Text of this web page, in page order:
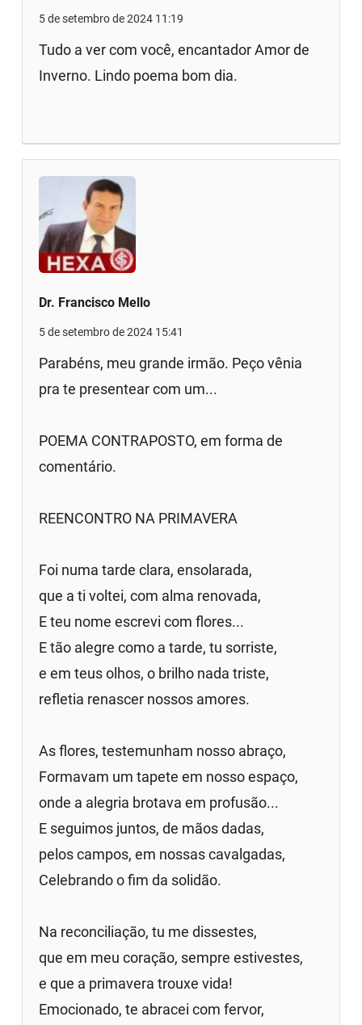
5 de setembro de 2024 11:19
Tudo a ver com você, encantador Amor de
Inverno. Lindo poema bom dia.
Dr. Francisco Mello
5 de setembro de 2024 15:41
Parabéns, meu grande irmão. Peço vênia
pra te presentear com um...
POEMA CONTRAPOSTO, em forma de
comentário.
REENCONTRO NA PRIMAVERA
Foi numa tarde clara, ensolarada,
que a ti voltei, com alma renovada,
E teu nome escrevi com flores...
E tão alegre como a tarde, tu sorriste,
e em teus olhos, o brilho nada triste,
refletia renascer nossos amores.
As flores, testemunham nosso abraço,
Formavam um tapete em nosso espaço,
onde a alegria brotava em profusão...
E seguimos juntos, de mãos dadas,
pelos campos, em nossas cavalgadas,
Celebrando o fim da solidão.
Na reconciliação, tu me dissestes,
que em meu coração, sempre estivestes,
e que a primavera trouxe vida!
Emocionado, te abracei com fervor,